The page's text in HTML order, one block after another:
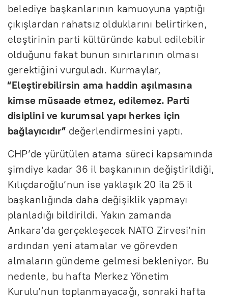
belediye başkanlarının kamuoyuna yaptığı
çıkışlardan rahatsız olduklarını belirtirken,
eleştirinin parti kültüründe kabul edilebilir
olduğunu fakat bunun sınırlarının olması
gerektiğini vurguladı. Kurmaylar,
“Eleştirebilirsin ama haddin aşılmasına
kimse müsaade etmez, edilemez. Parti
disiplini ve kurumsal yapı herkes için
bağlayıcıdır” değerlendirmesini yaptı.
CHP’de yürütülen atama süreci kapsamında
şimdiye kadar 36 il başkanının değiştirildiği,
Kılıçdaroğlu’nun ise yaklaşık 20 ila 25 il
başkanlığında daha değişiklik yapmayı
planladığı bildirildi. Yakın zamanda
Ankara’da gerçekleşecek NATO Zirvesi’nin
ardından yeni atamalar ve görevden
almaların gündeme gelmesi bekleniyor. Bu
nedenle, bu hafta Merkez Yönetim
Kurulu’nun toplanmayacağı, sonraki hafta